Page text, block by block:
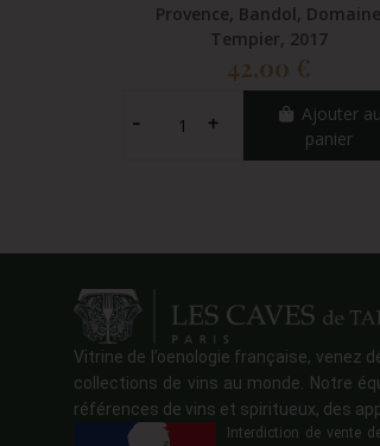
Provence, Bandol, Domaine
Tempier, 2017
42,00 €
Ajouter au
panier
Vitrine de l’oenologie française, venez
collections de vins au monde. Notre
références de vins et spiritueux, des
Interdiction de vente